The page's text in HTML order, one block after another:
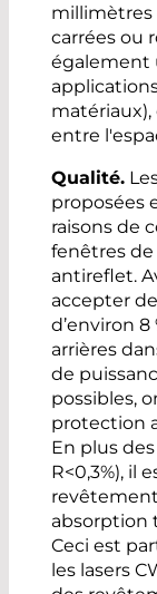
millimètres
carrées ou
également
entre
Qualité.
proposées
raisons de
fenêtres
antireflet.
accepter
d’environ
arrières
de
possibles,
protection
En plus
R<0,3%), il
absorption
Ceci est
les lasers